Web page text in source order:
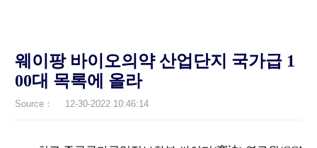
웨이팡 바이오의약 산업단지 국가급 1
00대 목록에 올라
Source： 12-30-2022 10:46:14